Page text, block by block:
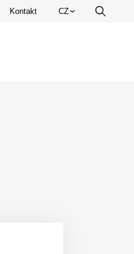
Kontakt
Zvolte
CZ